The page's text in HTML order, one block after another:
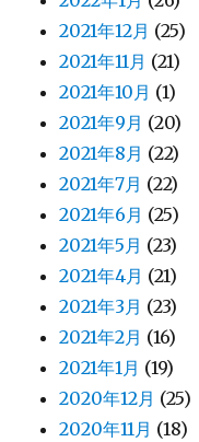
2021年12月 (25)
2021年11月 (21)
2021年10月 (1)
2021年9月 (20)
2021年8月 (22)
2021年7月 (22)
2021年6月 (25)
2021年5月 (23)
2021年4月 (21)
2021年3月 (23)
2021年2月 (16)
2021年1月 (19)
2020年12月 (25)
2020年11月 (18)